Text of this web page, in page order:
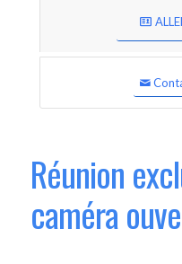
Réunion
caméra